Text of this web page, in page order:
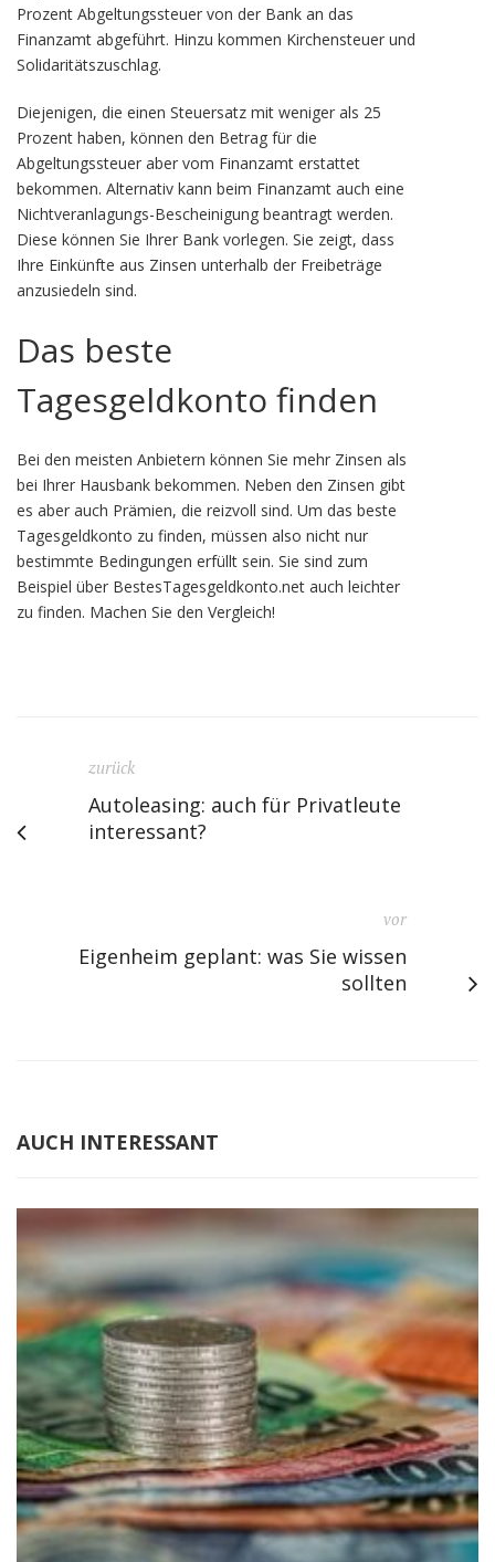
Prozent Abgeltungssteuer von der Bank an das
Finanzamt abgeführt. Hinzu kommen Kirchensteuer und
Solidaritätszuschlag.
Diejenigen, die einen Steuersatz mit weniger als 25
Prozent haben, können den Betrag für die
Abgeltungssteuer aber vom Finanzamt erstattet
bekommen. Alternativ kann beim Finanzamt auch eine
Nichtveranlagungs-Bescheinigung beantragt werden.
Diese können Sie Ihrer Bank vorlegen. Sie zeigt, dass
Ihre Einkünfte aus Zinsen unterhalb der Freibeträge
anzusiedeln sind.
Das beste
Tagesgeldkonto finden
Bei den meisten Anbietern können Sie mehr Zinsen als
bei Ihrer Hausbank bekommen. Neben den Zinsen gibt
es aber auch Prämien, die reizvoll sind. Um das beste
Tagesgeldkonto zu finden, müssen also nicht nur
bestimmte Bedingungen erfüllt sein. Sie sind zum
Beispiel über BestesTagesgeldkonto.net auch leichter
zu finden. Machen Sie den Vergleich!
zurück
Autoleasing: auch für Privatleute
interessant?
vor
Eigenheim geplant: was Sie wissen
sollten
AUCH INTERESSANT